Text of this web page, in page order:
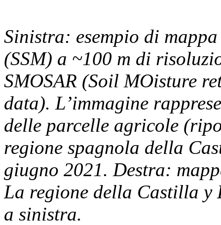
Sinistra: esempio di
(SSM) a ~100 m di
SMOSAR (Soil MOisture
data). L’immagine
delle parcelle agricole
regione spagnola della
giugno 2021. Destra:
La regione della Castilla
a sinistra.